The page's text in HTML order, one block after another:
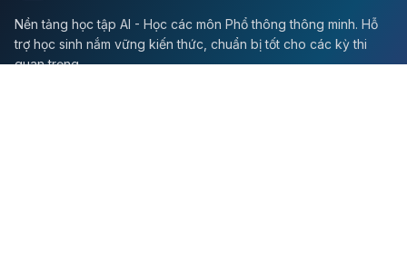
Nền tảng học tập AI - Học các môn Phổ thông thông minh. Hỗ
trợ học sinh nắm vững kiến thức, chuẩn bị tốt cho các kỳ thi
quan trọng.